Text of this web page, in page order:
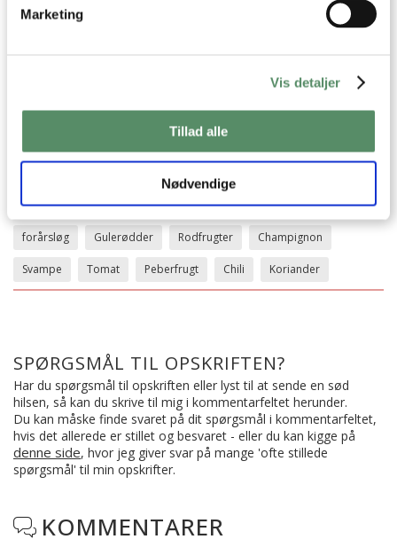
Marketing
Vis detaljer
Tillad alle
Nødvendige
KOPNUDLER ALA RAMEN
Kokosmælk Lime Ingefær Nudler Kylling
forårsløg Gulerødder Rodfrugter Champignon
Svampe Tomat Peberfrugt Chili Koriander
SPØRGSMÅL TIL OPSKRIFTEN?
Har du spørgsmål til opskriften eller lyst til at sende en sød
hilsen, så kan du skrive til mig i kommentarfeltet herunder.
Du kan måske finde svaret på dit spørgsmål i kommentarfeltet,
hvis det allerede er stillet og besvaret - eller du kan kigge på
denne side, hvor jeg giver svar på mange 'ofte stillede
spørgsmål' til min opskrifter.
 KOMMENTARER